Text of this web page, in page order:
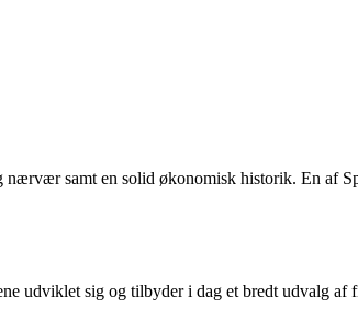
samt en solid økonomisk historik. En af
udviklet sig og tilbyder i dag et bredt udvalg af